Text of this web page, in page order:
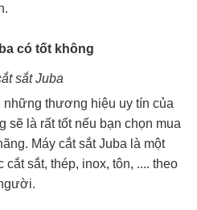
có tốt không
sắt Juba
thương hiệu uy tín của
sẽ là rất tốt nếu bạn chọn mua
Máy cắt sắt Juba là một
sắt, thép, inox, tôn, .... theo